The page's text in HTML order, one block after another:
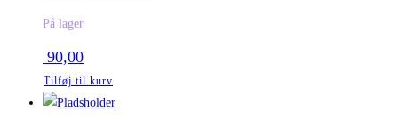
På lager
90,00
Tilføj til kurv